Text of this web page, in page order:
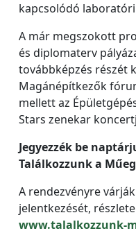
kapcsolódó
A már megszokott
és diplomaterv
továbbképzés részét
Magánépítkezők
mellett az
Stars zenekar
Jegyezzék be
Találkozzunk a
A rendezvényre
jelentkezését,
www.talalkozzunk-